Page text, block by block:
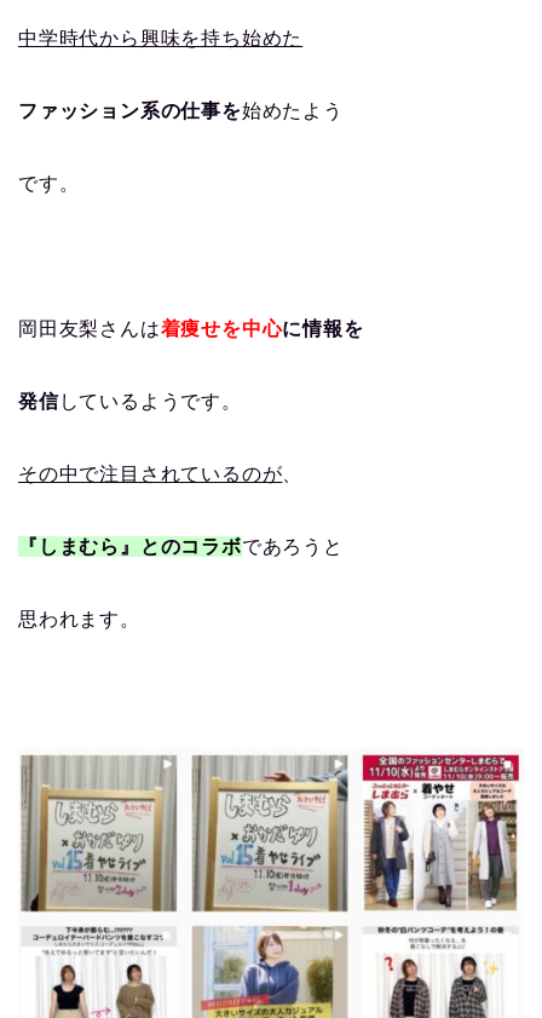
中学時代から興味を持ち始めた
ファッション系の仕事を始めたよう
です。
岡田友梨さんは着痩せを中心に情報を
発信しているようです。
その中で注目されているのが
『しまむら』とのコラボであろうと
思われます。